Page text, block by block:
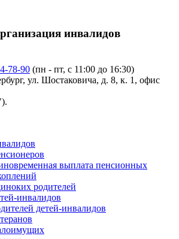
инвалидов
78-90 (пн - пт, с 11:00 до 16:30)
ул. Шостаковича, д. 8, к. 1, офис
выплата пенсионных
родителей
инвалидов
детей-инвалидов